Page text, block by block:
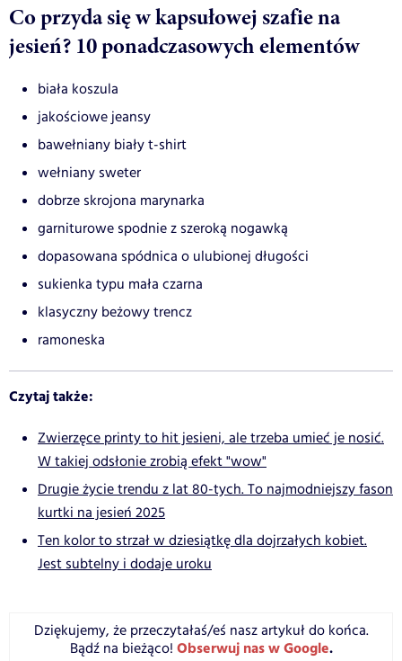
Co przyda się w kapsułowej szafie na
jesień? 10 ponadczasowych elementów
biała koszula
jakościowe jeansy
bawełniany biały t-shirt
wełniany sweter
dobrze skrojona marynarka
garniturowe spodnie z szeroką nogawką
dopasowana spódnica o ulubionej długości
sukienka typu mała czarna
klasyczny beżowy trencz
ramoneska
Czytaj także:
Zwierzęce printy to hit jesieni, ale trzeba umieć je nosić.
W takiej odsłonie zrobią efekt "wow"
Drugie życie trendu z lat 80-tych. To najmodniejszy fason
kurtki na jesień 2025
Ten kolor to strzał w dziesiątkę dla dojrzałych kobiet.
Jest subtelny i dodaje uroku
Dziękujemy, że przeczytałaś/eś nasz artykuł do końca.
Bądź na bieżąco! Obserwuj nas w Google.